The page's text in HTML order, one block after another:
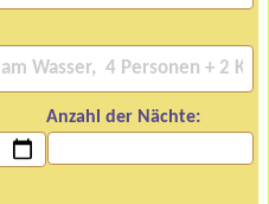
Anzahl der Nächte: